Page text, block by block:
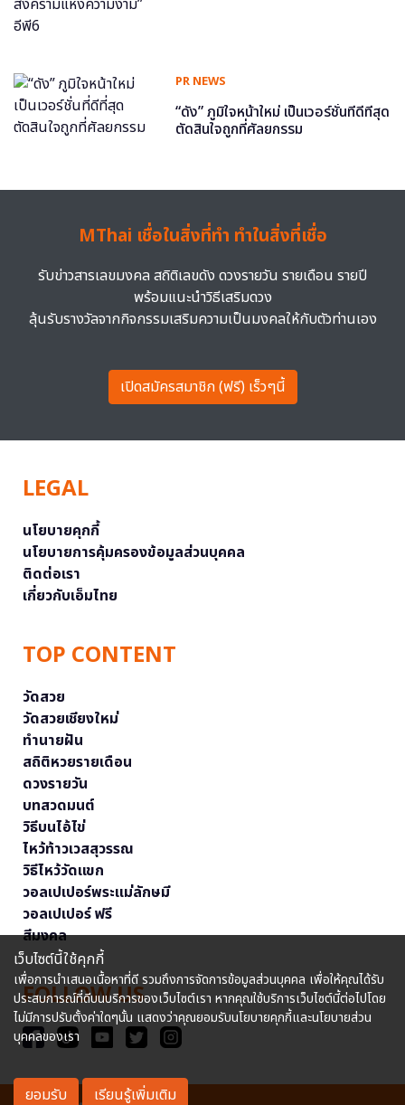
PR NEWS
“ดัง” ภูมิใจหน้าใหม่ เป็นเวอร์ชั่นที่ดีที่สุด
ตัดสินใจถูกที่ศัลยกรรม
MThai เชื่อในสิ่งที่ทำ ทำในสิ่งที่เชื่อ
รับข่าวสารเลขมงคล สถิติเลขดัง ดวงรายวัน รายเดือน รายปี
พร้อมแนะนำวิธีเสริมดวง
ลุ้นรับรางวัลจากกิจกรรมเสริมความเป็นมงคลให้กับตัวท่านเอง
เปิดสมัครสมาชิก (ฟรี) เร็วๆนี้
LEGAL
นโยบายคุกกี้
นโยบายการคุ้มครองข้อมูลส่วนบุคคล
ติดต่อเรา
เกี่ยวกับเอ็มไทย
TOP CONTENT
วัดสวย
วัดสวยเชียงใหม่
ทำนายฝัน
สถิติหวยรายเดือน
ดวงรายวัน
บทสวดมนต์
วิธีบนไอ้ไข่
ไหว้ท้าวเวสสุวรรณ
วิธีไหว้วัดแขก
วอลเปเปอร์พระแม่ลักษมี
วอลเปเปอร์ ฟรี
สีมงคล
FOLLOW US
เว็บไซต์นี้ใช้คุกกี้
เพื่อการนำเสนอเนื้อหาที่ดี รวมถึงการจัดการข้อมูลส่วนบุคคล เพื่อให้คุณได้รับ
ประสบการณ์ที่ดีบนบริการของเว็บไซต์เรา หากคุณใช้บริการเว็บไซต์นี้ต่อไปโดย
ไม่มีการปรับตั้งค่าใดๆนั้น แสดงว่าคุณยอมรับนโยบายคุกกี้และนโยบายส่วน
บุคคลของเรา
ยอมรับ เรียนรู้เพิ่มเติม